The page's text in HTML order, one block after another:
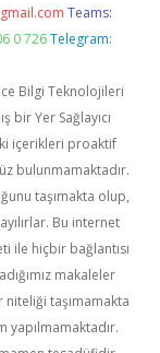
Teams:
0 726 Telegram:
Bilgi Teknolojileri
bir Yer Sağlayıcı
içerikleri proaktif
bulunmamaktadır.
taşımakta olup,
Bu internet
ile hiçbir bağlantısı
makaleler
taşımamakta
yapılmamaktadır.